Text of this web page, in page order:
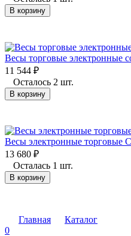
В корзину
Весы торговые электронные
11 544 ₽
Осталось 2 шт.
В корзину
Весы электронные торговые
13 680 ₽
Осталась 1 шт.
В корзину
Главная
Каталог
0